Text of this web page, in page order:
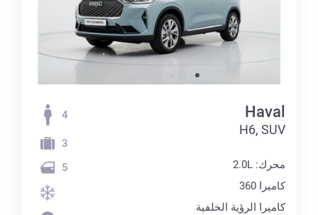
Haval
H6, SUV
محرك: 2.0L
كاميرا 360
كاميرا الرؤية الخلفية
4
3
5